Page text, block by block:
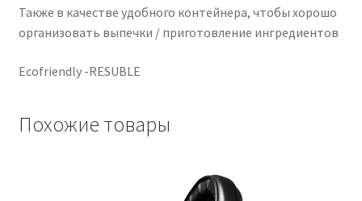
Также в качестве удобного контейнера, чтобы хорошо
организовать выпечки / приготовление ингредиентов
Ecofriendly -RESUBLE
Похожие товары